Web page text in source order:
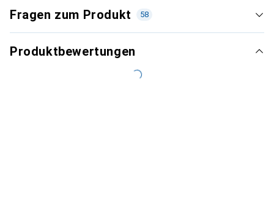
Fragen zum Produkt 58
Produktbewertungen